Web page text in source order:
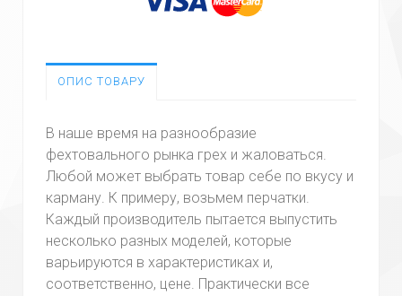
ОПИС ТОВАРУ
В наше время на разнообразие
фехтовального рынка грех и жаловаться.
Любой может выбрать товар себе по вкусу и
карману. К примеру, возьмем перчатки.
Каждый производитель пытается выпустить
несколько разных моделей, которые
варьируются в характеристиках и,
соответственно, цене. Практически все